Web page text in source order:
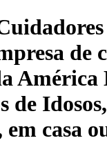
de
América
de
em casa